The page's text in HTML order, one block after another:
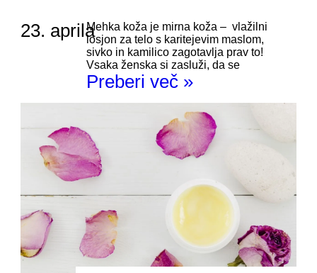
23. aprilaMehka koža je mirna koža – vlažilni
losjon za telo s karitejevim maslom,
sivko in kamilico zagotavlja prav to!
Vsaka ženska si zasluži, da se
Preberi več »